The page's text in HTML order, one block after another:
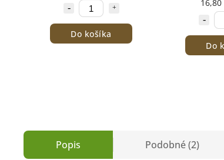
Do košíka
Do
Popis Podobné (2)